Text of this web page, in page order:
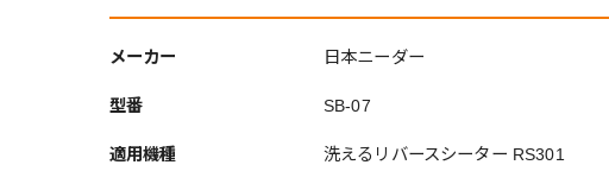
メーカー 日本ニーダー
型番 SB-07
適用機種 洗えるリバースシーター RS301